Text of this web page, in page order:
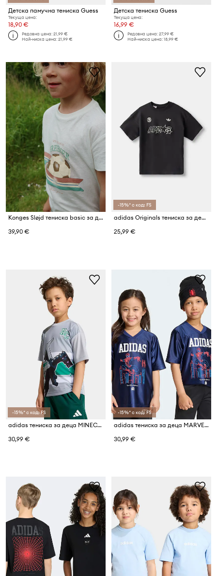
Детска памучна тениска Guess
Текуща цена:
18,90 €
Редовна цена:21,99 €
Най-ниска цена:21,99 €
Детска тениска Guess
Текуща цена:
16,99 €
Редовна цена:27,99 €
Най-ниска цена:18,99 €
Konges Sløjd тениска basic за деца с добавен лен ERA TEE OCS
39,90 €
-15%* с код: FS
adidas Originals тениска за деца от памук LOGO PLAY
25,99 €
-15%* с код: FS
adidas тениска за деца MINECRAFT
30,99 €
-15%* с код: FS
adidas тениска за деца MARVEL SPIDER-MAN
30,99 €